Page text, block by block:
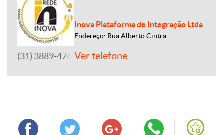
Inova Plataforma de Integração Ltda
Endereço: Rua Alberto Cintra
(31) 3889-4765Ver telefone